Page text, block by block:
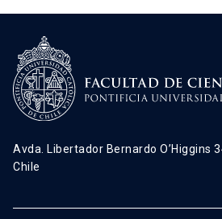
Avda. Libertador Bernardo O’Higgins
Chile